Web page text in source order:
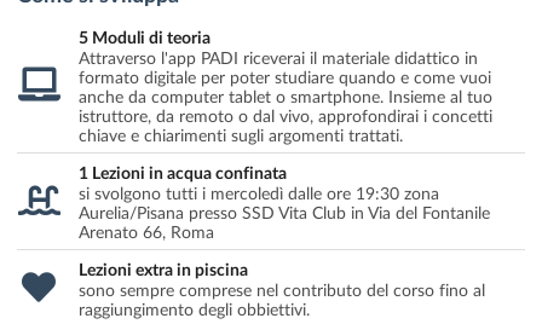
5 Moduli di teoria
Attraverso l'app PADI riceverai il materiale didattico in
formato digitale per poter studiare quando e come vuoi
anche da computer tablet o smartphone. Insieme al tuo
istruttore, da remoto o dal vivo, approfondirai i concetti
chiave e chiarimenti sugli argomenti trattati.
1 Lezioni in acqua confinata
si svolgono tutti i mercoledì dalle ore 19:30 zona
Aurelia/Pisana presso SSD Vita Club in Via del Fontanile
Arenato 66, Roma
Lezioni extra in piscina
sono sempre comprese nel contributo del corso fino al
raggiungimento degli obbiettivi.